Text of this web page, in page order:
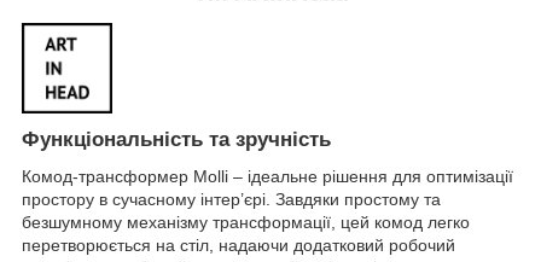
Функціональність та зручність
Комод-трансформер Molli – ідеальне рішення для оптимізації
простору в сучасному інтер’єрі. Завдяки простому та
безшумному механізму трансформації, цей комод легко
перетворюється на стіл, надаючи додатковий робочий